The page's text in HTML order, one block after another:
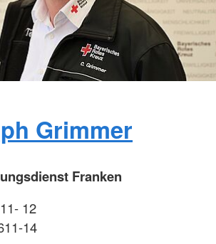
Grimmer
Franken
12
14